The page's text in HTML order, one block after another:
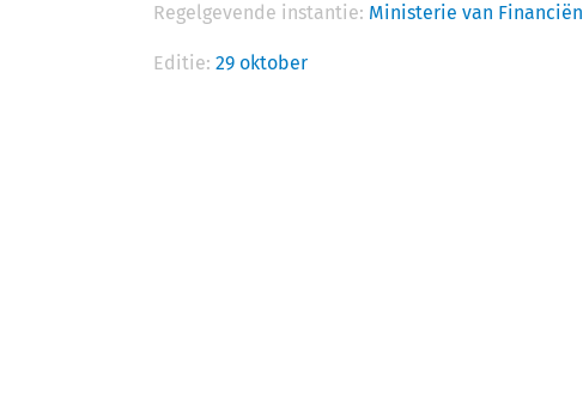
Regelgevende instantie: Ministerie van Financiën
Editie: 29 oktober